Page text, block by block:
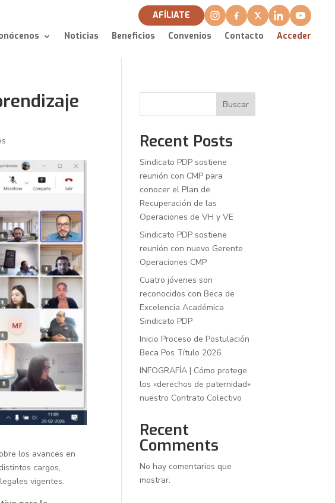
AFÍLIATE
Noticias Beneficios Convenios Contacto Acceder
los avances en
cargos,
vigentes.
Buscar
Recent Posts
Sindicato PDP sostiene
reunión con CMP para
conocer el Plan de
Recuperación de las
Operaciones de VH y VE
Sindicato PDP sostiene
reunión con nuevo Gerente
Operaciones CMP
Cuatro jóvenes son
reconocidos con Beca de
Excelencia Académica
Sindicato PDP
Inicio Proceso de Postulación
Beca Pos Título 2026
INFOGRAFÍA | Cómo protege
los «derechos de paternidad»
nuestro Contrato Colectivo
Recent
Comments
No hay comentarios que
mostrar.